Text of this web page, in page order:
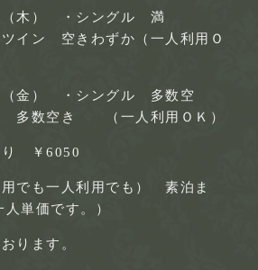
木） ・シングル 満
きわずか（一人利用Ｏ
金） ・シングル 多数空
数空き （一人利用ＯＫ）
り ￥6050
でも一人利用でも） 素泊ま
人単価です。）
ります。